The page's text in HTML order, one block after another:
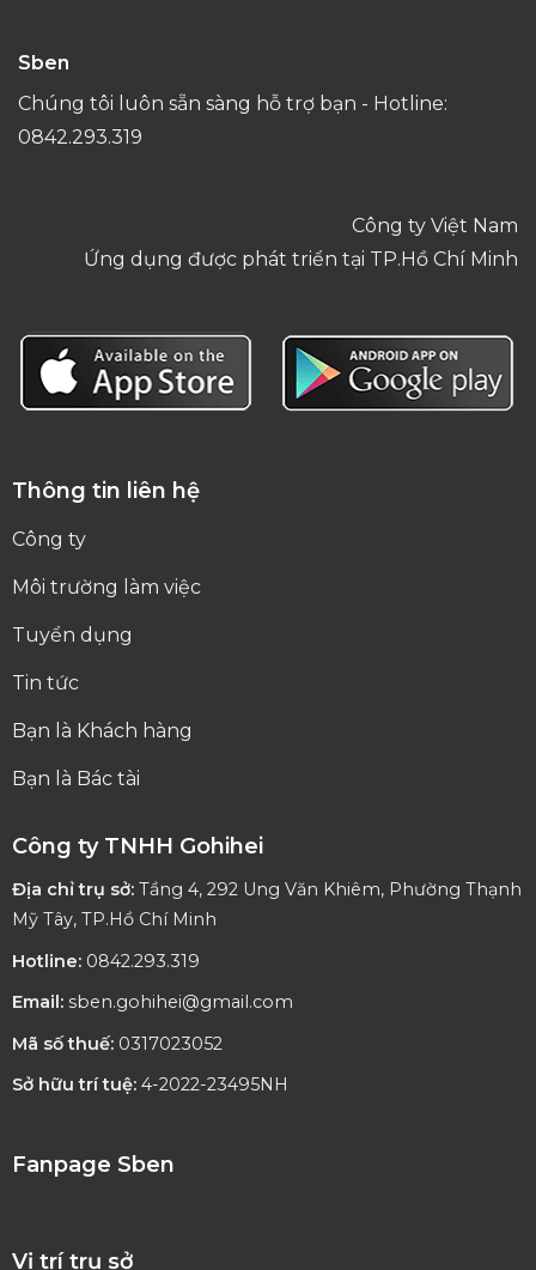
Sben
Chúng tôi luôn sẵn sàng hỗ trợ bạn - Hotline:
0842.293.319
Công ty Việt Nam
Ứng dụng được phát triển tại TP.Hồ Chí Minh
Thông tin liên hệ
Công ty
Môi trường làm việc
Tuyển dụng
Tin tức
Bạn là Khách hàng
Bạn là Bác tài
Công ty TNHH Gohihei
Địa chỉ trụ sở:Tầng 4, 292 Ung Văn Khiêm, Phường Thạnh
Mỹ Tây, TP.Hồ Chí Minh
Hotline:0842.293.319
Email: sben.gohihei@gmail.com
Mã số thuế:0317023052
Sở hữu trí tuệ:4-2022-23495NH
Fanpage Sben
Vị trí trụ sở